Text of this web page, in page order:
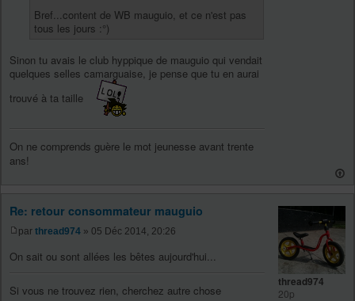
Bref...content de WB mauguio, et ce n'est pas
tous les jours :°)
Sinon tu avais le club hyppique de mauguio qui vendait
quelques selles camarguaise, je pense que tu en aurai
trouvé à ta taille
On ne comprends guère le mot jeunesse avant trente
ans!
Re: retour consommateur mauguio
par thread974 » 05 Déc 2014, 20:26
On sait ou sont allées les bêtes aujourd'hui...
Si vous ne trouvez rien, cherchez autre chose
thread974
20p